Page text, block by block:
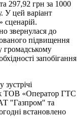
297,92 грн за 1000
У цей варіант
сценарій.
звернулася до
підвищення
громадському
запобігання
ТОВ «Оператор ГТС
"Газпром" та
встановлено